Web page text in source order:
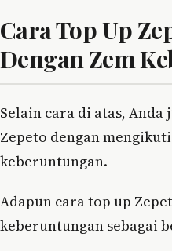
Cara Top Up
Dengan Zem
Selain cara di atas,
Zepeto dengan
keberuntungan.
Adapun cara top up
keberuntungan sebagai